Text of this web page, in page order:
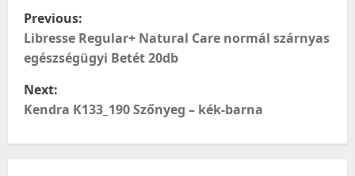
P
o
s
t
n
Previous:
Libresse Regular+ Natural Care normál szárnyas
egészségügyi Betét 20db
Next:
Kendra K133_190 Szőnyeg – kék-barna